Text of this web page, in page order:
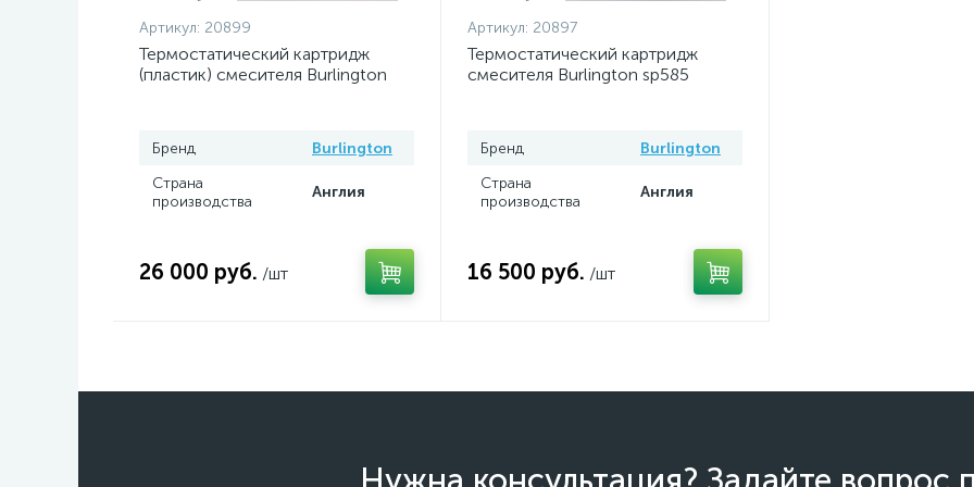
Артикул: 20899
Термостатический картридж
(пластик) смесителя Burlington
Бренд
Burlington
Страна
производства
Англия
26 000 руб. /шт
Артикул: 20897
Термостатический картридж
смесителя Burlington sp585
Бренд
Burlington
Страна
производства
Англия
16 500 руб. /шт